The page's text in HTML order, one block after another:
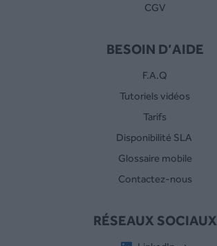
CGV
BESOIN D’AIDE
F.A.Q
Tutoriels vidéos
Tarifs
Disponibilité SLA
Glossaire mobile
Contactez-nous
RÉSEAUX SOCIAUX